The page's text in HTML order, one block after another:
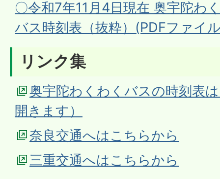
〇令和7年11月4日現在 奥宇陀わ
バス時刻表（抜粋）(PDFファイ
リンク集
奥宇陀わくわくバスの時刻表
開きます）
奈良交通へはこちらから
三重交通へはこちらから